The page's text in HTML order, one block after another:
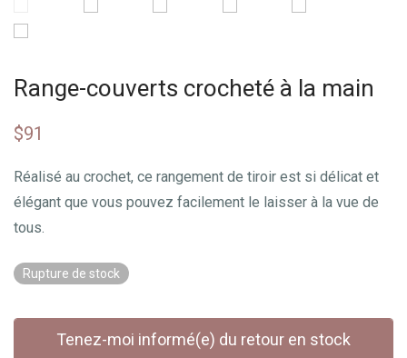
Range-couverts crocheté à la main
$91
Réalisé au crochet, ce rangement de tiroir est si délicat et
élégant que vous pouvez facilement le laisser à la vue de
tous.
Rupture de stock
Tenez-moi informé(e) du retour en stock